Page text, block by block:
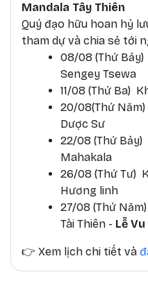
Mandala Tây Thiên
Quý đạo hữu hoan hỷ
tham dự và chia sẻ tới
08/08 (Thứ
Sengey Tsewa
11/08 (Thứ Ba)
20/08(Thứ
Dược Sư
22/08 (Thứ
Mahakala
26/08 (Thứ Tư)
Hương linh
27/08 (Thứ
Tài Thiên - Lễ
👉 Xem lịch chi tiết và